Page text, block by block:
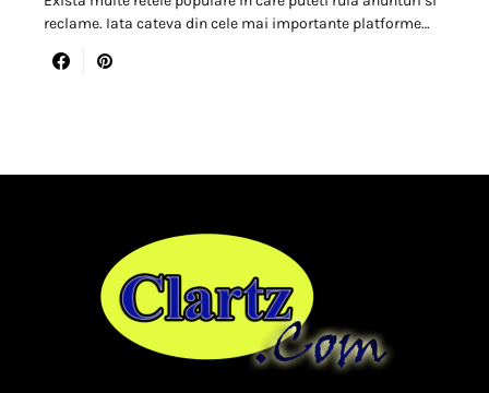
reclame. Iata cateva din cele mai importante platforme…